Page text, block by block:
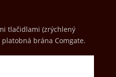
tlačidlami (zrýchlený
brána Comgate.